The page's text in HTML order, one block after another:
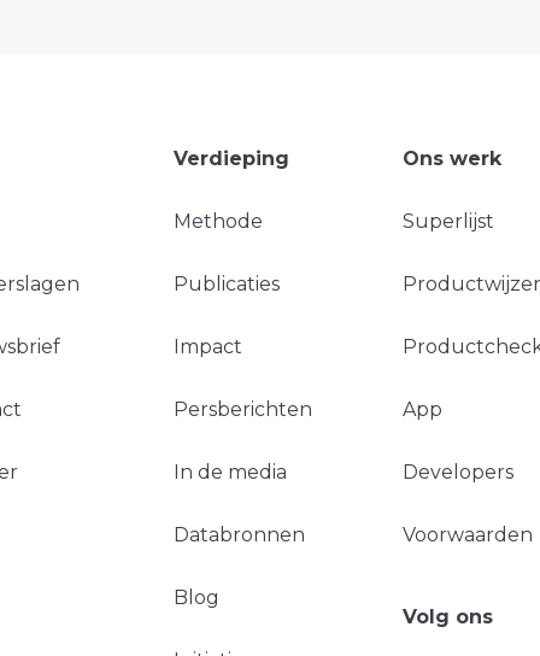
Verdieping
Methode
Publicaties
Impact
Persberichten
In de media
Databronnen
Blog
Ons werk
Superlijst
App
Developers
Voorwaarden
Volg ons